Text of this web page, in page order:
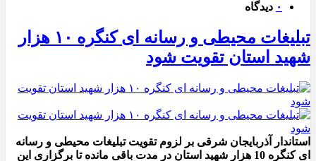
۰ دیدگاه
تبلیغات محیطی و رسانه ای کنگره ۱۰ هزار
شهید استان تقویت شود
استاندار آذربایجان شرقی بر لزوم تقویت تبلیغات محیطی و رسانه
ای کنگره 10 هزار شهید استان در مدت باقی مانده تا برگزاری این